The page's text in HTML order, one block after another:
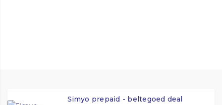
Simyo prepaid - beltegoed deal